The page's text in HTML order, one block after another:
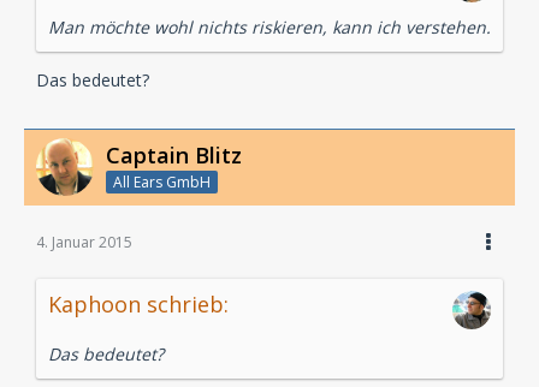
Man möchte wohl nichts riskieren, kann ich verstehen.
Das bedeutet?
Captain Blitz
All Ears GmbH
4. Januar 2015
Kaphoon schrieb:
Das bedeutet?